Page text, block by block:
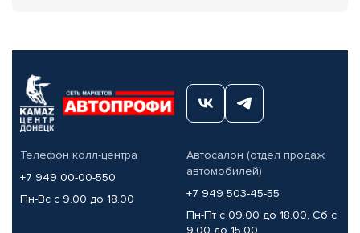
Телефон колл-центра
+7 949 00-00-550
Пн-Вс с 9.00 до 18.00
Автосалон (отдел продаж
автомобилей)
+7 949 503-45-55
Пн-Пт с 09.00 до 18.00, Сб с
9.00 до 15.00